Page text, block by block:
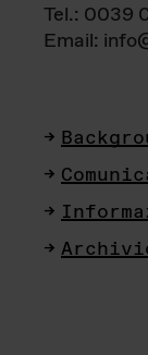
Tel.: 0039
Email: